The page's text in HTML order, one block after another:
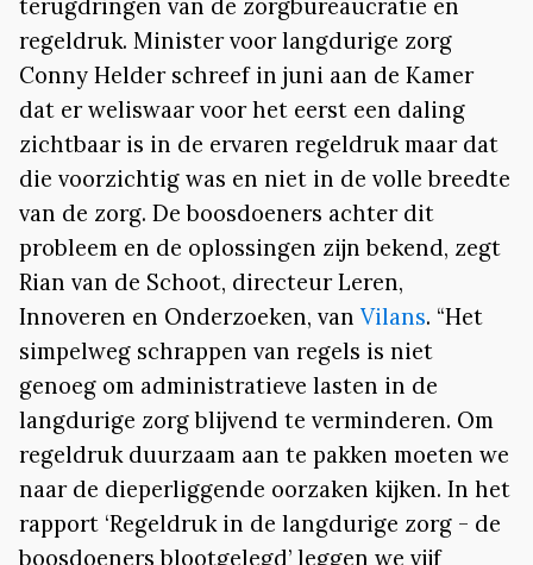
regeldruk. Minister voor langdurige zorg
Conny Helder schreef in juni aan de Kamer
dat er weliswaar voor het eerst een daling
zichtbaar is in de ervaren regeldruk maar dat
die voorzichtig was en niet in de volle breedte
van de zorg. De boosdoeners achter dit
probleem en de oplossingen zijn bekend, zegt
Rian van de Schoot, directeur Leren,
Innoveren en Onderzoeken, van Vilans. “Het
simpelweg schrappen van regels is niet
genoeg om administratieve lasten in de
langdurige zorg blijvend te verminderen. Om
regeldruk duurzaam aan te pakken moeten we
naar de dieperliggende oorzaken kijken. In het
rapport ‘Regeldruk in de langdurige zorg - de
boosdoeners blootgelegd’ leggen we vijf